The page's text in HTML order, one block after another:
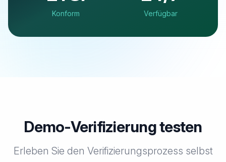
Konform Verfügbar
Demo-Verifizierung testen
Erleben Sie den Verifizierungsprozess selbst